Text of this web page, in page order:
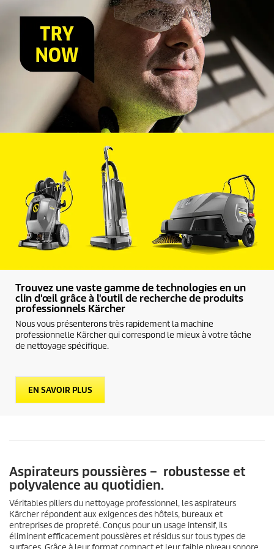
Trouvez une vaste gamme de technologies en un
clin d'œil grâce à l'outil de recherche de produits
professionnels Kärcher
Nous vous présenterons très rapidement la machine
professionnelle Kärcher qui correspond le mieux à votre tâche
de nettoyage spécifique.
EN SAVOIR PLUS
Aspirateurs poussières – robustesse et
polyvalence au quotidien.
Véritables piliers du nettoyage professionnel, les aspirateurs
Kärcher répondent aux exigences des hôtels, bureaux et
entreprises de propreté. Conçus pour un usage intensif, ils
éliminent efficacement poussières et résidus sur tous types de